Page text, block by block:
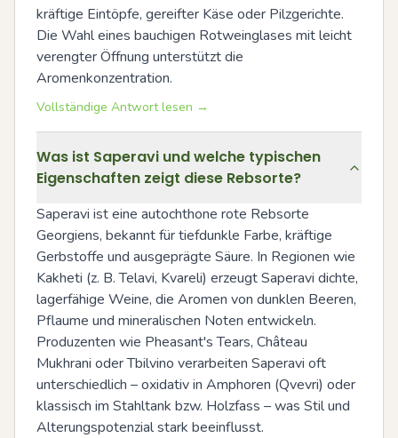
kräftige Eintöpfe, gereifter Käse oder Pilzgerichte.
Die Wahl eines bauchigen Rotweinglases mit leicht
verengter Öffnung unterstützt die
Aromenkonzentration.
Vollständige Antwort lesen →
Was ist Saperavi und welche typischen
Eigenschaften zeigt diese Rebsorte?
Saperavi ist eine autochthone rote Rebsorte
Georgiens, bekannt für tiefdunkle Farbe, kräftige
Gerbstoffe und ausgeprägte Säure. In Regionen wie
Kakheti (z. B. Telavi, Kvareli) erzeugt Saperavi dichte,
lagerfähige Weine, die Aromen von dunklen Beeren,
Pflaume und mineralischen Noten entwickeln.
Produzenten wie Pheasant's Tears, Château
Mukhrani oder Tbilvino verarbeiten Saperavi oft
unterschiedlich – oxidativ in Amphoren (Qvevri) oder
klassisch im Stahltank bzw. Holzfass – was Stil und
Alterungspotenzial stark beeinflusst.